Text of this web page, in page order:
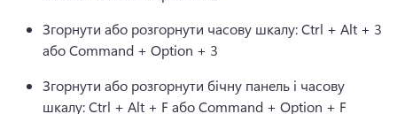
Згорнути або розгорнути часову шкалу: Ctrl + Alt + 3
або Command + Option + 3
Згорнути або розгорнути бічну панель і часову
шкалу: Ctrl + Alt + F або Command + Option + F